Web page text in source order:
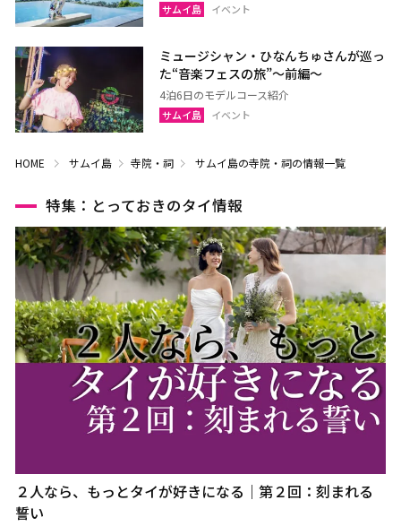
サムイ島 イベント
ミュージシャン・ひなんちゅさんが巡っ
た“音楽フェスの旅”〜前編〜
4泊6日のモデルコース紹介
サムイ島 イベント
HOME サムイ島 寺院・祠 サムイ島の寺院・祠の情報一覧
特集：とっておきのタイ情報
２人なら、もっとタイが好きになる｜第２回：刻まれる
誓い